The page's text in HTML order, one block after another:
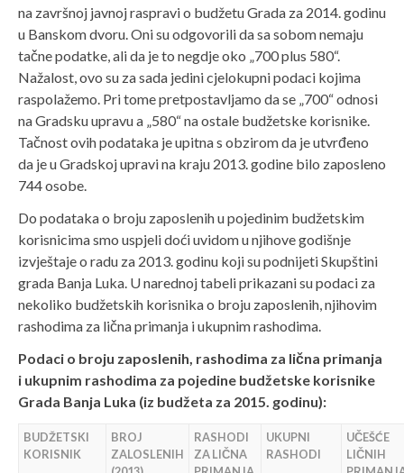
na završnoj javnoj raspravi o budžetu Grada za 2014. godinu
u Banskom dvoru. Oni su odgovorili da sa sobom nemaju
tačne podatke, ali da je to negdje oko „700 plus 580“.
Nažalost, ovo su za sada jedini cjelokupni podaci kojima
raspolažemo. Pri tome pretpostavljamo da se „700“ odnosi
na Gradsku upravu a „580“ na ostale budžetske korisnike.
Tačnost ovih podataka je upitna s obzirom da je utvrđeno
da je u Gradskoj upravi na kraju 2013. godine bilo zaposleno
744 osobe.
Do podataka o broju zaposlenih u pojedinim budžetskim
korisnicima smo uspjeli doći uvidom u njihove godišnje
izvještaje o radu za 2013. godinu koji su podnijeti Skupštini
grada Banja Luka. U narednoj tabeli prikazani su podaci za
nekoliko budžetskih korisnika o broju zaposlenih, njihovim
rashodima za lična primanja i ukupnim rashodima.
Podaci o broju zaposlenih, rashodima za lična primanja
i ukupnim rashodima za pojedine budžetske korisnike
Grada Banja Luka (iz budžeta za 2015. godinu):
BUDŽETSKI
KORISNIK
BROJ
ZALOSLENIH
RASHODI
ZA LIČNA
UKUPNI
RASHODI
UČEŠĆE
LIČNIH